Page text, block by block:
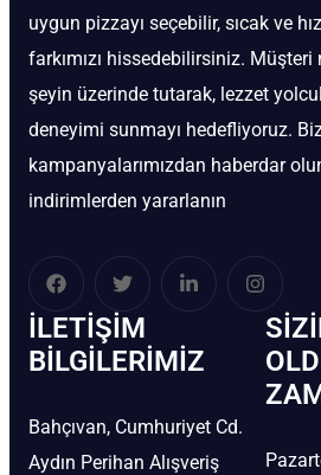
uygun pizzayı seçebilir, sıcak ve
farkımızı hissedebilirsiniz.
şeyin üzerinde tutarak, lezzet
deneyimi sunmayı hedefliyoruz.
kampanyalarımızdan haberdar
indirimlerden yararlanın
İLETIŞIM
BİLGILERIMIZ
Bahçıvan, Cumhuriyet Cd.
Aydın Perihan Alışveriş